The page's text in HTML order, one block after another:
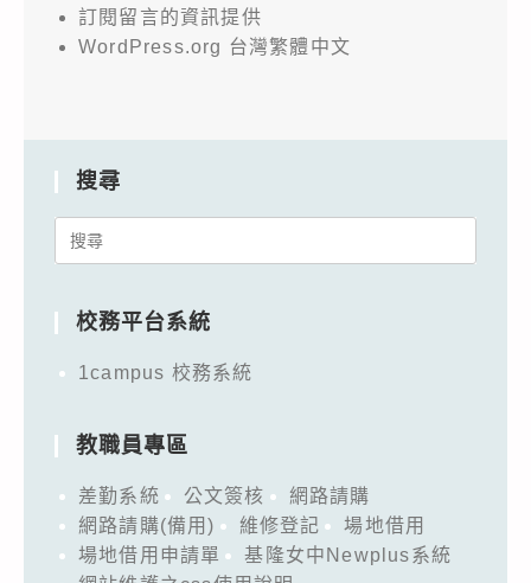
訂閱留言的資訊提供
WordPress.org 台灣繁體中文
搜尋
Search
校務平台系統
1campus 校務系統
教職員專區
差勤系統 公文簽核
網路請購
網路請購(備用)
維修登記
場地借用
場地借用申請單
基隆女中Newplus系統